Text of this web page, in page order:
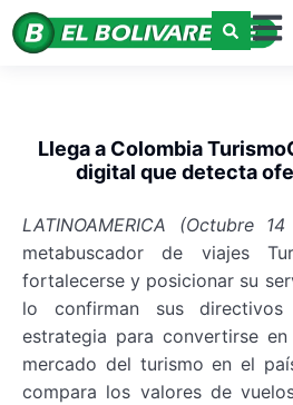
Llega a Colombia
digital que detecta
LATINOAMERICA
metabuscador de viajes
fortalecerse y posicionar su
lo confirman sus directivos
estrategia para convertirse
mercado del turismo en el
compara los valores de